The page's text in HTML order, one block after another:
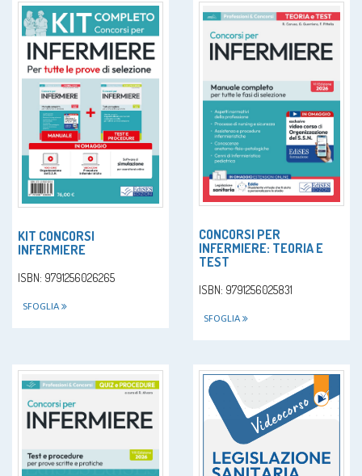
KIT CONCORSI
INFERMIERE
ISBN: 9791256026265
SFOGLIA
CONCORSI PER
INFERMIERE: TEORIA E
TEST
ISBN: 9791256025831
SFOGLIA